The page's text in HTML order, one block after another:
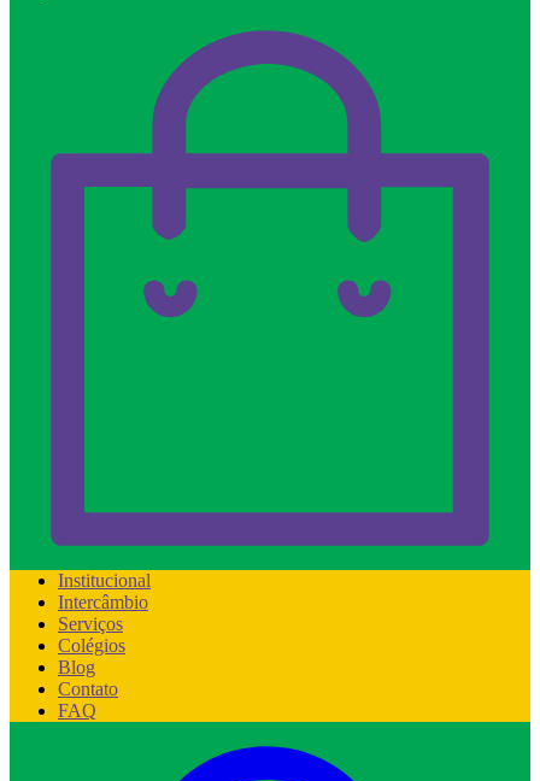
Institucional
Intercâmbio
Serviços
Colégios
Blog
Contato
FAQ